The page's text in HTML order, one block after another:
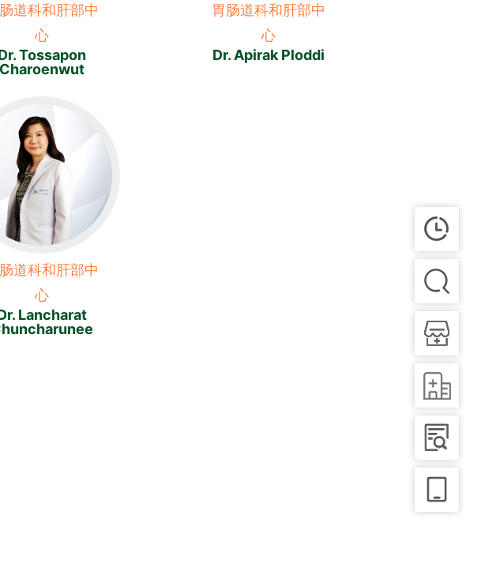
道科和肝部中
心
Tossapon
Charoenwut
胃肠道科和肝部中
心
Dr. Apirak Ploddi
道科和肝部中
心
Lancharat